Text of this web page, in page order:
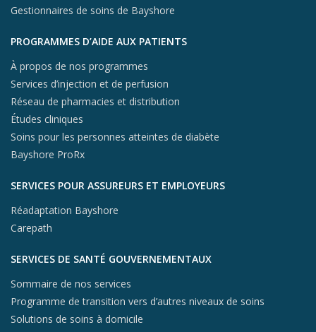
Gestionnaires de soins de Bayshore
PROGRAMMES D’AIDE AUX PATIENTS
À propos de nos programmes
Services d’injection et de perfusion
Réseau de pharmacies et distribution
Études cliniques
Soins pour les personnes atteintes de diabète
Bayshore ProRx
SERVICES POUR ASSUREURS ET EMPLOYEURS
Réadaptation Bayshore
Carepath
SERVICES DE SANTÉ GOUVERNEMENTAUX
Sommaire de nos services
Programme de transition vers d’autres niveaux de soins
Solutions de soins à domicile